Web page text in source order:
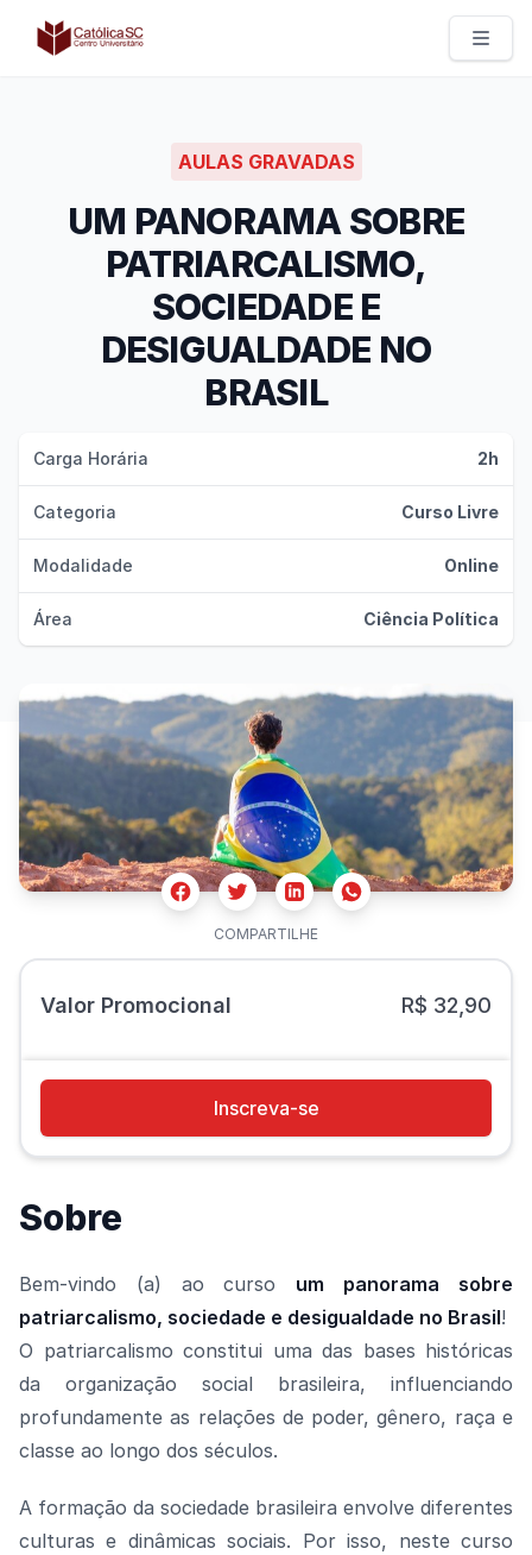
Católica SC | Experts
AULAS GRAVADAS
UM PANORAMA SOBRE
PATRIARCALISMO,
SOCIEDADE E
DESIGUALDADE NO
BRASIL
Carga Horária 2h
Categoria Curso Livre
Modalidade Online
Área Ciência Política
FacebookTwitterLinkedinWhatsapp
COMPARTILHE
Valor Promocional R$ 32,90
Inscreva-se
Sobre
Bem-vindo (a) ao curso um panorama sobre
patriarcalismo, sociedade e desigualdade no Brasil!
O patriarcalismo constitui uma das bases históricas
da organização social brasileira, influenciando
profundamente as relações de poder, gênero, raça e
classe ao longo dos séculos.
A formação da sociedade brasileira envolve diferentes
culturas e dinâmicas sociais. Por isso, neste curso